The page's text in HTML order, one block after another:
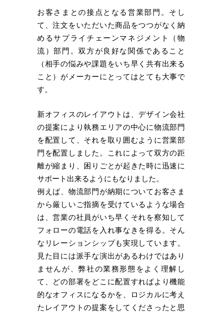
お客さまとの接点となる営業部門。そし
て、注文をいただいた商品をつつがなく納
めるサプライチェーンマネジメント（物
流）部門。双方が良好な関係であること
（相手の悩みや課題をいち早く共有出来る
こと）がメーカーにとってはとても大事で
す。
新オフィスのレイアウトは、デザイン会社
の提案により執務エリアの中心に物流部門
を配置して、それを取り囲むように営業部
門を配置しました。これによって双方の距
離が縮まり、困りごとが起きた時に迅速に
サポート出来るようにもなりました。
例えば、物流部門が納期についてお客さま
から厳しいご指摘を受けているような場合
は、営業の社員がいち早くそれを察知して
フォローの電話を入れ事なきを得る。そん
なリレーションシップも実現しています。
見た目には派手な演出があるわけではあり
ませんが、弊社の業務形態をよく理解し
て、どの部署をどこに配置すればより機能
的なオフィスになるかを、ロジカルに考え
たレイアウトの提案をしてくださったと思